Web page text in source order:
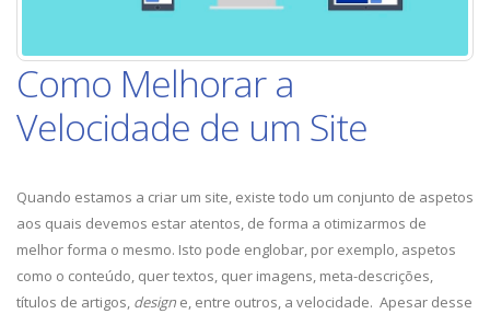
Como Melhorar a
Velocidade de um Site
Quando estamos a criar um site, existe todo um conjunto de aspetos
aos quais devemos estar atentos, de forma a otimizarmos de
melhor forma o mesmo. Isto pode englobar, por exemplo, aspetos
como o conteúdo, quer textos, quer imagens, meta-descrições,
títulos de artigos, design e, entre outros, a velocidade. Apesar desse